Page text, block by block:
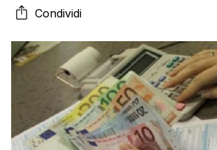
Condividi